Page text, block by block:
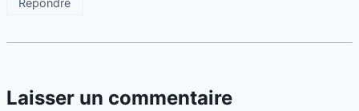
Répondre
Laisser un commentaire